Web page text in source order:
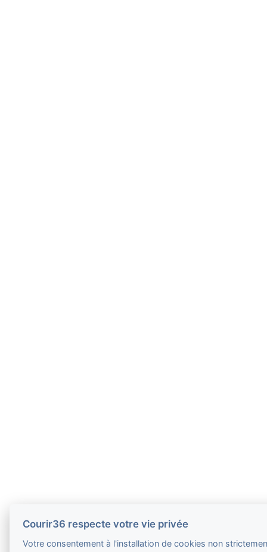
Courir36 respecte votre vie privée
Votre consentement à l'installation de cookies non